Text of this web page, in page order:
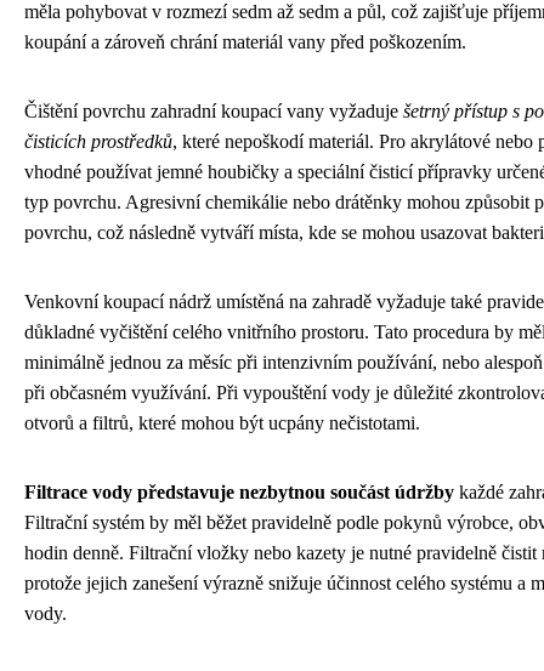
měla pohybovat v rozmezí sedm až sedm a půl, což zajišťuje
koupání a zároveň chrání materiál vany před poškozením.
Čištění povrchu zahradní koupací vany vyžaduje šetrný přístup s
čisticích prostředků, které nepoškodí materiál. Pro akrylátové nebo
vhodné používat jemné houbičky a speciální čisticí přípravky
typ povrchu. Agresivní chemikálie nebo drátěnky mohou způsobit
povrchu, což následně vytváří místa, kde se mohou usazovat
Venkovní koupací nádrž umístěná na zahradě vyžaduje také
důkladné vyčištění celého vnitřního prostoru. Tato procedura by
minimálně jednou za měsíc při intenzivním používání, nebo
při občasném využívání. Při vypouštění vody je důležité
otvorů a filtrů, které mohou být ucpány nečistotami.
Filtrace vody představuje nezbytnou součást údržby každé
Filtrační systém by měl běžet pravidelně podle pokynů výrobce,
hodin denně. Filtrační vložky nebo kazety je nutné pravidelně čistit
protože jejich zanešení výrazně snižuje účinnost celého systému a
vody.